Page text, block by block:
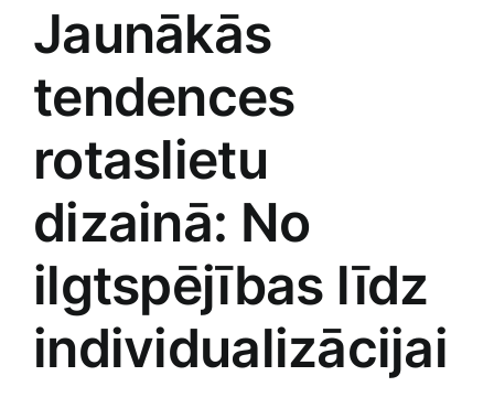
Jaunākās⁤
tendences‌
rotaslietu
dizainā: No
ilgtspējības līdz
individualizācijai